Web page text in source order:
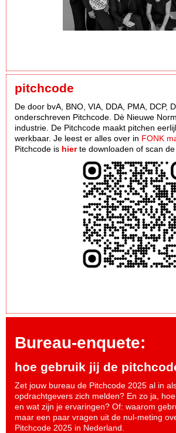
pitchcode
De door bvA, BNO, VIA, DDA, PMA, DCP,
onderschreven Pitchcode. Dè Nieuwe
industrie. De Pitchcode maakt pitchen
werkbaar. Je leest er alles over in FONK
Pitchcode is hierte downloaden of scan de
Bureau-enquete:
hoe gebruik jij de
Zet jouw bureau de Pitchcode 2025 al in
opdrachtgevers zich melden? En zo ja,
en wat zijn je ervaringen? Of: waarom
maar een paar vragen uit de nul-meting
Pitchcode 2025 in Nederland.